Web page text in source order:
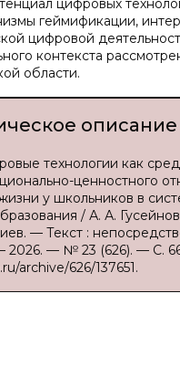
цифровых
геймификации,
цифровой
контекста
области.
описание
технологии как
ценностного
у школьников в
/ А. А.
— Текст :
2026. — № 23 (626). — С.
archive/626/137651.